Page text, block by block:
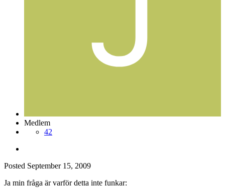
Medlem
42
Posted September 15, 2009
Ja min fråga är varför detta inte funkar: